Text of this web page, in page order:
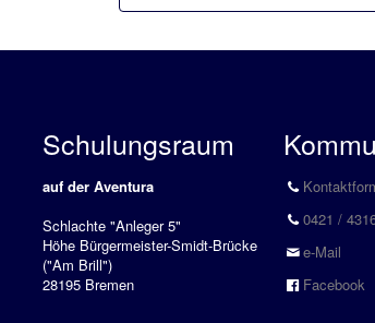
Schulungsraum
auf der Aventura
Schlachte "Anleger 5"
Höhe Bürgermeister-Smidt-Brücke
("Am Brill")
28195 Bremen
0421 /
e-Mail
Facebook